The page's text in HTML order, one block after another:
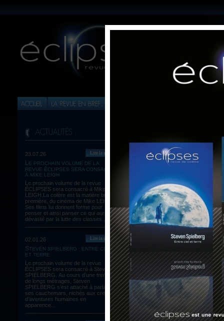
23.07.26
LE PROCHAIN VOLUME DE LA
REVUE ÉCLIPSES SERA CONSACRÉ
À MIKE LEIGH
Le prochain volume de la revue
ÉCLIPSES sera consacré à Mike
LEIGH.La colère est la matière brute,
première, du cinéma de Mike LEIGH.
Ses films lui donnent forme pour
penser et ainsi panser ce qui aura été
dévasté par la lutte des classes...
Lire la suite
02.01.26
STEVEN SPIELBERG : ENTRE CIEL
ET TERRE
Le prochain volume de la revue
ÉCLIPSES sera consacré à Steven
SPIELBERG. Au cours d’une trentaine
de longs métrages, Steven
SPIELBERG s’est attaché à partager
ses cauchemars, nichés aux creux
d’aventures humaines en
apparence...
Lire la suite
Imprimer article
Retour à la liste
Koji Wakamatsu, réalisateur japonais portant sur ses épaules une
nos